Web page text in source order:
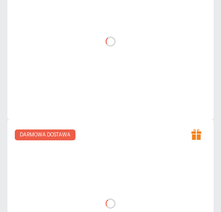
DO KOSZYKA
DARMOWA DOSTAWA